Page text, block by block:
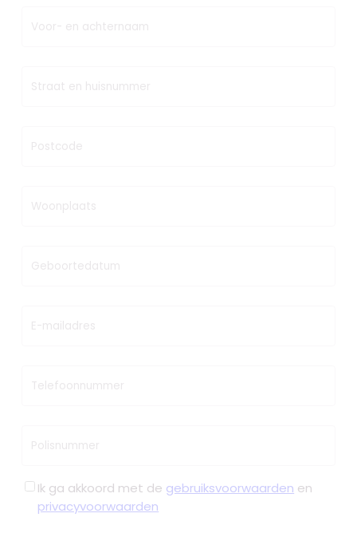
Voor- en achternaam
Straat en huisnummer
Postcode
Woonplaats
Geboortedatum
E-mailadres
Telefoonnummer
Polisnummer
Ik ga akkoord met de gebruiksvoorwaarden en
privacyvoorwaarden